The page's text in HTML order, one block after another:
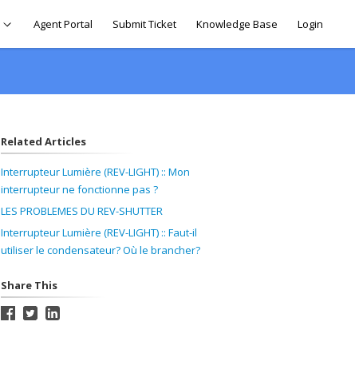
Agent Portal Submit Ticket Knowledge Base Login
Related Articles
Interrupteur Lumière (REV-LIGHT) :: Mon
interrupteur ne fonctionne pas ?
LES PROBLEMES DU REV-SHUTTER
Interrupteur Lumière (REV-LIGHT) :: Faut-il
utiliser le condensateur? Où le brancher?
Share This